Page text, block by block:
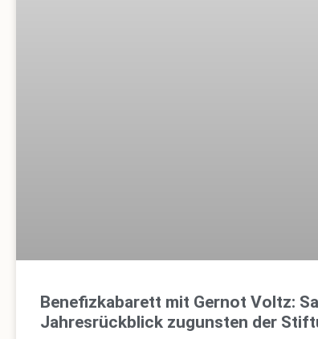
Benefizkabarett mit Gernot Voltz:
Jahresrückblick zugunsten der